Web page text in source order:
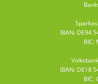
IBAN: DE94
BIC:
IBAN: DE18
BIC: